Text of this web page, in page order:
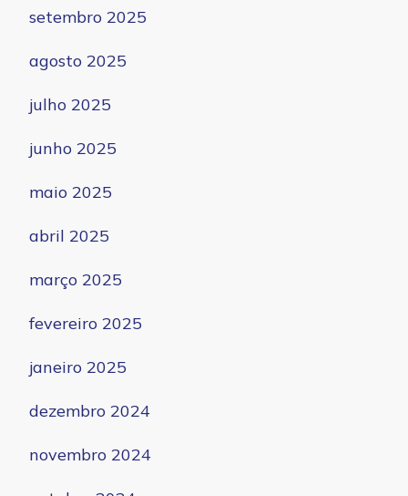
setembro 2025
agosto 2025
julho 2025
junho 2025
maio 2025
abril 2025
março 2025
fevereiro 2025
janeiro 2025
dezembro 2024
novembro 2024